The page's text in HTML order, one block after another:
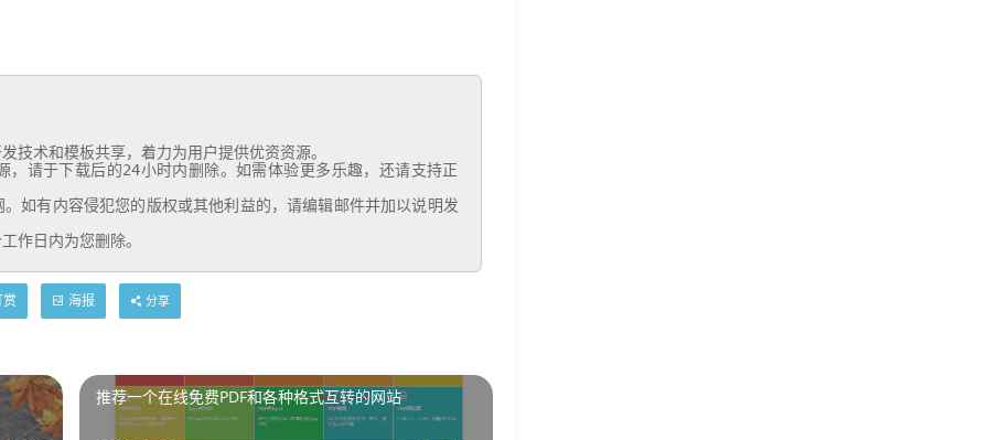
作日内为您删除。
海报 分享
推荐一个在线免费PDF和各种格式互转的网站